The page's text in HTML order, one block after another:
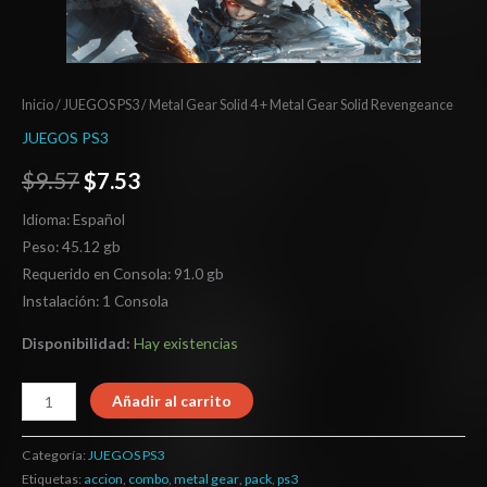
Inicio/ JUEGOS PS3/ Metal Gear Solid 4 + Metal Gear Solid Revengeance
JUEGOS PS3
$9.57$7.53
Idioma: Español
Peso: 45.12 gb
Requerido en Consola: 91.0 gb
Instalación: 1 Consola
Disponibilidad: Hay existencias
Añadir al carrito
Categoría: JUEGOS PS3
Etiquetas: accion combo metal gear pack ps3